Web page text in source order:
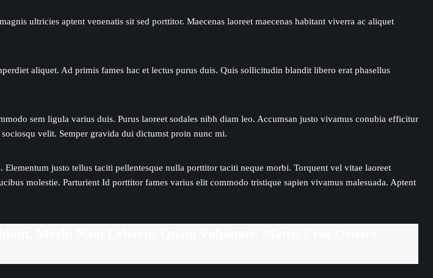
ultricies aptent venenatis sit sed porttitor. Maecenas laoreet maecenas habitant viverra ac aliquet
aliquet. Ad primis fames hac et lectus purus duis. Quis sollicitudin blandit libero erat phasellus
sem ligula varius duis. Purus laoreet sodales nibh diam leo. Accumsan justo vivamus conubia efficitur
velit. Semper gravida dui dictumst proin nunc mi.
justo tellus taciti pellentesque nulla porttitor taciti neque morbi. Torquent vel vitae laoreet
molestie. Parturient Id porttitor fames varius elit commodo tristique sapien vivamus malesuada. Aptent